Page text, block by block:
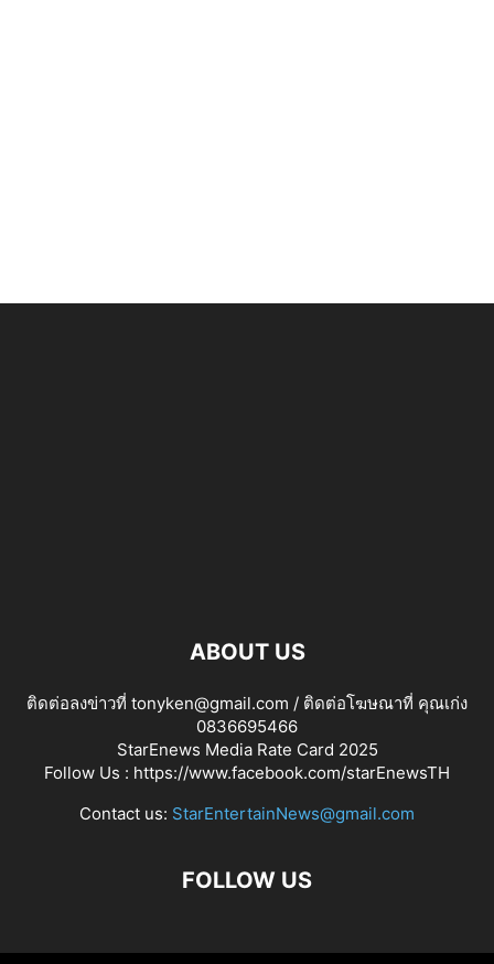
ABOUT US
ติดต่อลงข่าวที่ tonyken@gmail.com / ติดต่อโฆษณาที่ คุณเก่ง
0836695466
StarEnews Media Rate Card 2025
Follow Us : https://www.facebook.com/starEnewsTH
Contact us: StarEntertainNews@gmail.com
FOLLOW US